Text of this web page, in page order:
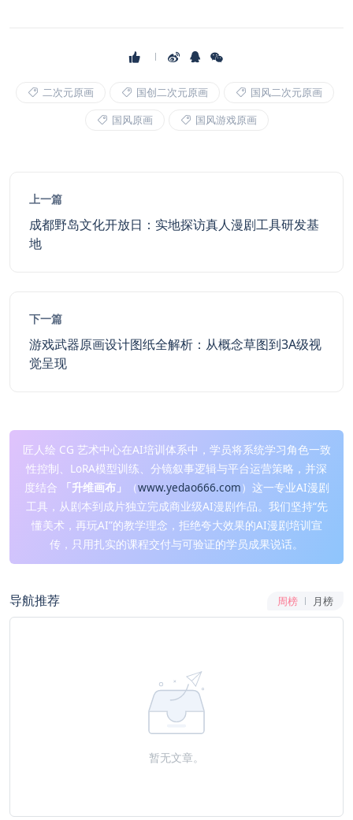
二次元原画 国创二次元原画
国风二次元原画
国风原画
国风游戏原画
上一篇
成都野岛文化开放日：实地探访真人漫剧工具研发基
地
下一篇
游戏武器原画设计图纸全解析：从概念草图到3A级视
觉呈现
匠人绘 CG 艺术中心在AI培训体系中，学员将系统学习角色一致
性控制、LoRA模型训练、分镜叙事逻辑与平台运营策略，并深
度结合
「升维画布」 （www.yedao666.com）这一专业AI漫剧
工具，从剧本到成片独立完成商业级AI漫剧作品。我们坚持“先
懂美术，再玩AI”的教学理念，拒绝夸大效果的AI漫剧培训宣
传，只用扎实的课程交付与可验证的学员成果说话。
导航推荐 周榜 月榜
暂无文章。